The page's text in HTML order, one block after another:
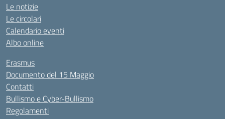
Le notizie
Le circolari
Calendario eventi
Albo online
Erasmus
Documento del 15 Maggio
Contatti
Bullismo e Cyber-Bullismo
Regolamenti